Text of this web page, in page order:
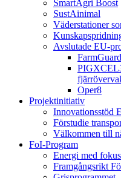
SmartAgri Boost
SustAinimal
Väderstationer
Avslutade EU-
Oper8
Projektinitiativ
Innovationsstöd
Förstudie
Välkommen till
FoI-Program
Energi med
Framgångsrikt